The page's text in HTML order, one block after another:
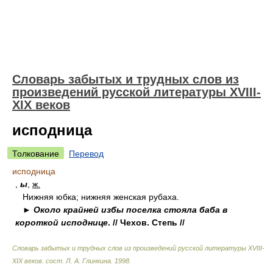
Словарь забытых и трудных слов из
произведений русской литературы ХVIII-
ХIХ веков
исподница
Толкование
Перевод
исподница
ы ж.
Нижняя юбка; нижняя женская рубаха.
► Около крайней избы поселка стояла баба в
короткой исподнице. // Чехов. Степь //
Словарь забытых и трудных слов из произведений русской литературы ХVIII-
ХIХ веков сост. Л. А. Глинкина 1998